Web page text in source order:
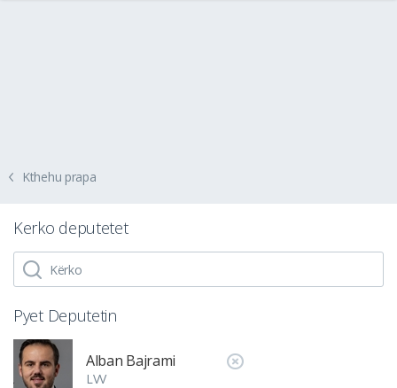
Kthehu prapa
Kerko deputetet
Pyet Deputetin
Alban Bajrami
LVV